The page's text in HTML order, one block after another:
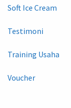
Soft Ice Cream
Testimoni
Training Usaha
Voucher